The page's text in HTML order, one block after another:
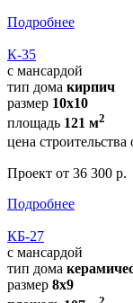
Подробнее
К-35
с мансардой
тип дома кирпич
размер 10х10
площадь 121 м2
цена строительства
Проект от 36 300 р.
Подробнее
КБ-27
с мансардой
тип дома
размер 8х9
2